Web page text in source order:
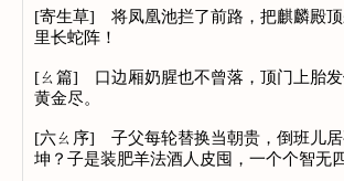
[寄生草] 将凤凰池拦了前路，把麒麟殿顶
里长蛇阵！
[ㄠ篇] 口边厢奶腥也不曾落，顶门上胎发
黄金尽。
[六ㄠ序] 子父每轮替换当朝贵，倒班儿居
坤？子是装肥羊法酒人皮囤，一个个智无